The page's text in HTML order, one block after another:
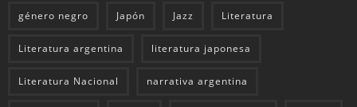
género negro Japón Jazz Literatura
Literatura argentina literatura japonesa
Literatura Nacional narrativa argentina